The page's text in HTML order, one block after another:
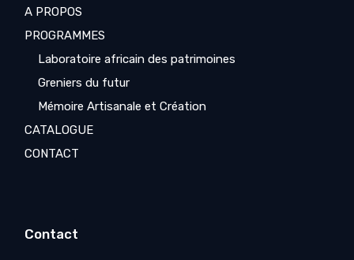
A PROPOS
PROGRAMMES
Laboratoire africain des patrimoines
Greniers du futur
Mémoire Artisanale et Création
CATALOGUE
CONTACT
Contact